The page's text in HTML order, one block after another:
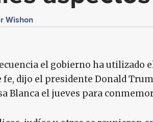
Wishon
el gobierno ha utilizado
fe, dijo el presidente Donald
Blanca el jueves para